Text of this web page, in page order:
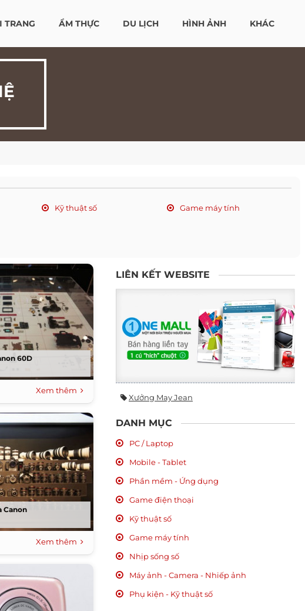
TRANG ẨM THỰC DU LỊCH HÌNH ẢNH KHÁC
Kỹ thuật số
Game máy tính
60D
Xem thêm
Canon
Xem thêm
LIÊN KẾT WEBSITE
Xưởng May Jean
DANH MỤC
PC / Laptop
Mobile - Tablet
Phần mềm - Ứng dụng
Game điện thoại
Kỹ thuật số
Game máy tính
Nhịp sống số
Máy ảnh - Camera - Nhiếp ảnh
Phụ kiện - Kỹ thuật số